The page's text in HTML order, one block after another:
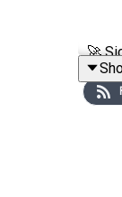
🚀